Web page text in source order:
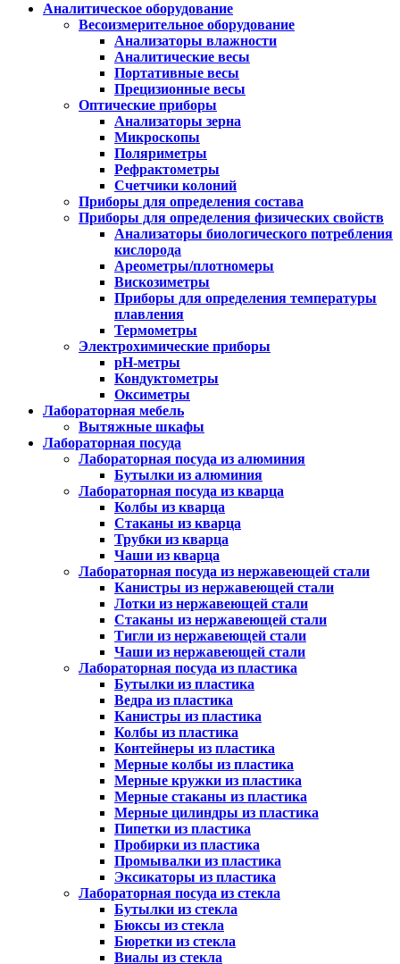
Аналитическое оборудование
Весоизмерительное оборудование
Анализаторы влажности
Аналитические весы
Портативные весы
Прецизионные весы
Оптические приборы
Анализаторы зерна
Микроскопы
Поляриметры
Рефрактометры
Счетчики колоний
Приборы для определения состава
Приборы для определения физических свойств
Анализаторы биологического потребления
кислорода
Ареометры/плотномеры
Вискозиметры
Приборы для определения температуры
плавления
Термометры
Электрохимические приборы
pH-метры
Кондуктометры
Оксиметры
Лабораторная мебель
Вытяжные шкафы
Лабораторная посуда
Лабораторная посуда из алюминия
Бутылки из алюминия
Лабораторная посуда из кварца
Колбы из кварца
Стаканы из кварца
Трубки из кварца
Чаши из кварца
Лабораторная посуда из нержавеющей стали
Канистры из нержавеющей стали
Лотки из нержавеющей стали
Стаканы из нержавеющей стали
Тигли из нержавеющей стали
Чаши из нержавеющей стали
Лабораторная посуда из пластика
Бутылки из пластика
Ведра из пластика
Канистры из пластика
Колбы из пластика
Контейнеры из пластика
Мерные колбы из пластика
Мерные кружки из пластика
Мерные стаканы из пластика
Мерные цилиндры из пластика
Пипетки из пластика
Пробирки из пластика
Промывалки из пластика
Эксикаторы из пластика
Лабораторная посуда из стекла
Бутылки из стекла
Бюксы из стекла
Бюретки из стекла
Виалы из стекла